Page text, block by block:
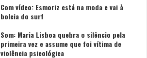
Com vídeo: Esmoriz está na moda e vai à
boleia do surf
Som: Maria Lisboa quebra o silêncio pela
primeira vez e assume que foi vítima de
violência psicológica